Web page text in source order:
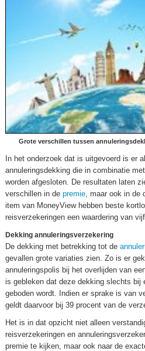
Grote verschillen tussen
In het onderzoek dat is uitgevoerd is er
annuleringsdekking die in combinatie
worden afgesloten. De resultaten laten
verschillen in de premie, maar ook in de
item van MoneyView hebben beste
reisverzekeringen een waardering van
Dekking annuleringsverzekering
De dekking met betrekking tot de
gevallen grote variaties zien. Zo is er
annuleringspolis bij het overlijden van
is gebleken dat deze dekking slechts bij
geboden wordt. Indien er sprake is van
geldt daarvoor bij 39 procent van de
Het is in dat opzicht niet alleen
reisverzekeringen en
premie te kijken, maar ook naar de